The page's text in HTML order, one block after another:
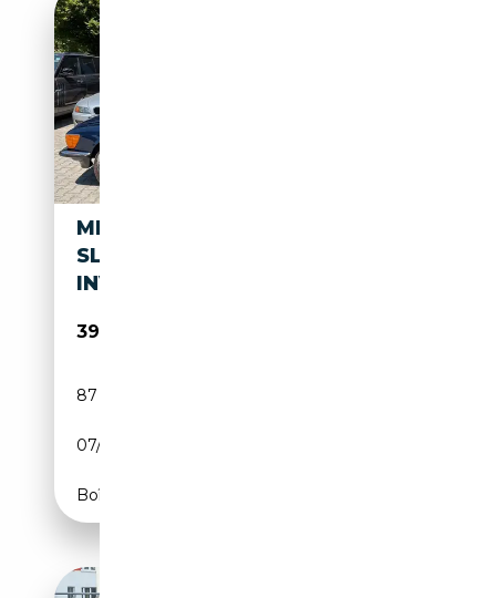
MERCEDES-BENZ SL 380 380
SL R -DT. FZG. - H-KZ. - 30T
INVEST !
39 900€
87 580 km
07/1980
Boîte automatique